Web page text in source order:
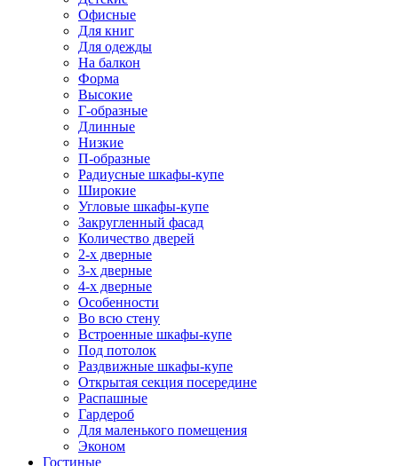
Офисные
Для книг
Для одежды
На балкон
Форма
Высокие
Г-образные
Длинные
Низкие
П-образные
Радиусные шкафы-купе
Широкие
Угловые шкафы-купе
Закругленный фасад
Количество дверей
2-х дверные
3-х дверные
4-х дверные
Особенности
Во всю стену
Встроенные шкафы-купе
Под потолок
Раздвижные шкафы-купе
Открытая секция посередине
Распашные
Гардероб
Для маленького помещения
Эконом
Гостиные